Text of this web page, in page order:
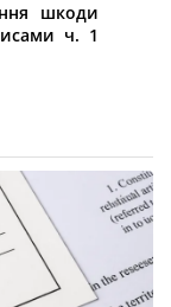
шкоди
ч. 1